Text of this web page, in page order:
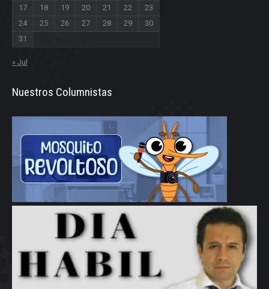
17
18 19 20 21 22
23
24
25 26 27 28 29
30
31
« Jul
Nuestros Columnistas